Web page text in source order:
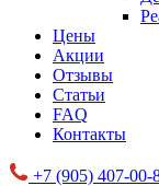
Цены
Акции
Отзывы
Статьи
FAQ
Контакты
+7 (905) 407-00-